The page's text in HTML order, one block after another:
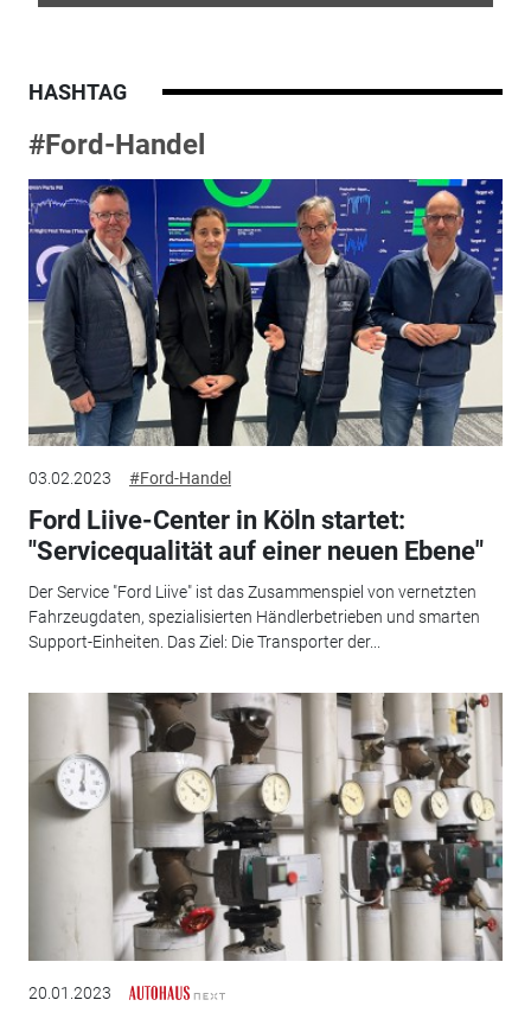
HASHTAG
#Ford-Handel
03.02.2023 #Ford-Handel
Ford Liive-Center in Köln startet:
"Servicequalität auf einer neuen Ebene"
Der Service "Ford Liive" ist das Zusammenspiel von vernetzten
Fahrzeugdaten, spezialisierten Händlerbetrieben und smarten
Support-Einheiten. Das Ziel: Die Transporter der...
20.01.2023